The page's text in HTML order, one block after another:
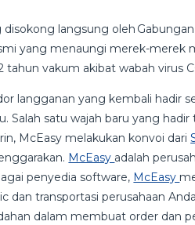
langsung oleh
yang menaungi merek-merek
tahun vakum akibat wabah virus
langganan yang kembali hadir
Salah satu wajah baru yang hadir
McEasy melakukan konvoi dari
McEasy adalah
penyedia software, McEasy
transportasi perusahaan
dalam membuat order dan